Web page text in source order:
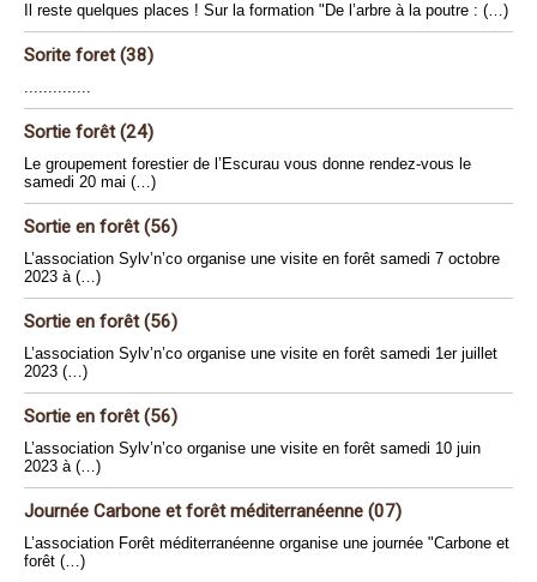
Il reste quelques places ! Sur la formation "De l’arbre à la poutre : (…)
Sorite foret (38)
..............
Sortie forêt (24)
Le groupement forestier de l’Escurau vous donne rendez-vous le
samedi 20 mai (…)
Sortie en forêt (56)
L’association Sylv’n’co organise une visite en forêt samedi 7 octobre
2023 à (…)
Sortie en forêt (56)
L’association Sylv’n’co organise une visite en forêt samedi 1er juillet
2023 (…)
Sortie en forêt (56)
L’association Sylv’n’co organise une visite en forêt samedi 10 juin
2023 à (…)
Journée Carbone et forêt méditerranéenne (07)
L’association Forêt méditerranéenne organise une journée "Carbone et
forêt (…)